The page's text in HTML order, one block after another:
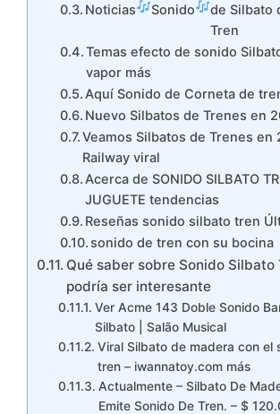
Noticias Sonido
de Silbato
Tren
Temas efecto de sonido
vapor más
Aquí Sonido de Corneta de
Nuevo Silbatos de Trenes en
Veamos Silbatos de Trenes en
Railway viral
Acerca de SONIDO SILBATO
JUGUETE tendencias
Reseñas sonido silbato tren
sonido de tren con su bocina
Qué saber sobre Sonido Silbato
podría ser interesante
Ver Acme 143 Doble Sonido
Silbato | Salão Musical
Viral Silbato de madera con el
tren – iwannatoy.com más
Actualmente – Silbato De
Emite Sonido De Tren. – $